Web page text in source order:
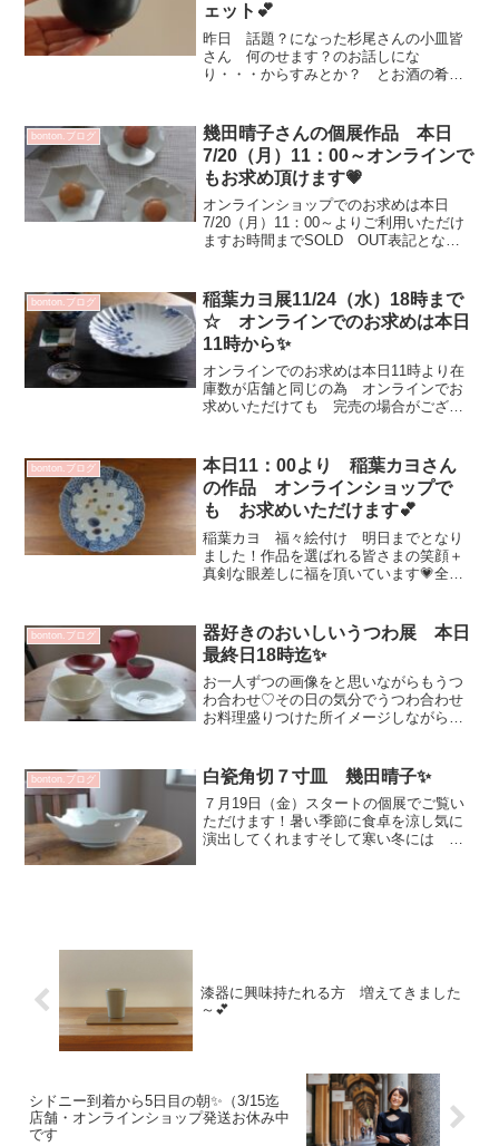
ェット💕
昨日 話題？になった杉尾さんの小皿皆
さん 何のせます？のお話しにな
り・・・からすみとか？ とお酒の肴か
みました💗ん？似合うじゃない（失
礼！）チョコとか洋がいいのかし...
bonton.ブログ
幾田晴子さんの個展作品 本日
7/20（月）11：00～オンラインで
もお求め頂けます💗
オンラインショップでのお求めは本日
7/20（月）11：00～よりご利用いただけ
ますお時間までSOLD OUT表記となっ
上でお求め出来ても完売の場合がござい
ますご理解ご了...
bonton.ブログ
稲葉カヨ展11/24（水）18時まで
☆ オンラインでのお求めは本日
11時から✨
オンラインでのお求めは本日11時より在
庫数が店舗と同じの為 オンラインでお
求めいただけても 完売の場合がござい
テンション上がります！・・・と とっ
ても素敵な食卓画像をい...
bonton.ブログ
本日11：00より 稲葉カヨさん
の作品 オンラインショップで
も お求めいただけます💕
稲葉カヨ 福々絵付け 明日までとなり
ました！作品を選ばれる皆さまの笑顔＋
真剣な眼差しに福を頂いています💗全て
ています^^移動中・お仕事の休憩時間・
ご自宅でのほっと一息な...
bonton.ブログ
器好きのおいしいうつわ展 本日
最終日18時迄✨
お一人ずつの画像をと思いながらもうつ
わ合わせ♡その日の気分でうつわ合わせ
お料理盛りつけた所イメージしながらう
ないので 私が^^食材選び・メニュー考
える時に うつわイメー...
bonton.ブログ 白瓷角切７寸皿 幾田晴子✨
７月19日（金）スタートの個展でご覧い
ただけます！暑い季節に食卓を涼し気に
演出してくれますそして寒い冬には 沈
漆器に興味持たれる方 増えてきました
～💕
シドニー到着から5日目の朝✨（3/15迄
店舗・オンラインショップ発送お休み中
です